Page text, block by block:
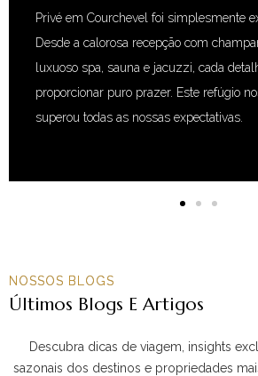
Privé em Courchevel foi simplesmente
Desde a calorosa recepção com
luxuoso spa, sauna e jacuzzi, cada
proporcionar puro prazer. Este refúgio
superou todas as nossas expectativas.
NOSSOS BLOGS
Últimos Blogs E Artigos
Descubra dicas de viagem, insights
sazonais dos destinos e propriedades